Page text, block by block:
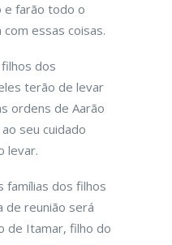
e farão todo o
essas coisas.
dos
terão de levar
ordens de Aarão
seu cuidado
levar.
famílias dos filhos
de reunião será
de Itamar, filho do